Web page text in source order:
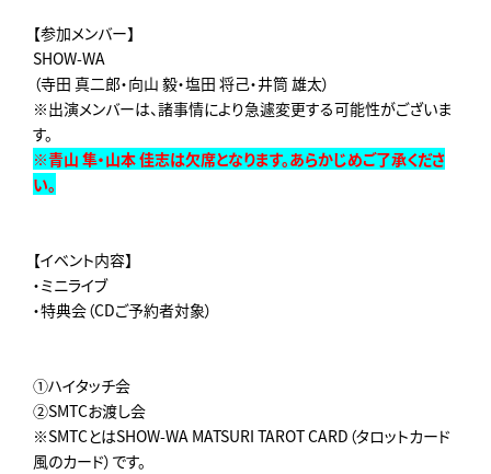
【参加メンバー】
SHOW-WA
（寺田 真二郎・向山 毅・塩田 将己・井筒 雄太）
※出演メンバーは、諸事情により急遽変更する可能性がございま
す。
※青山 隼・山本 佳志は欠席となります。あらかじめご了承くださ
い。
【イベント内容】
・ミニライブ
・特典会（CDご予約者対象）
①ハイタッチ会
②SMTCお渡し会
※SMTCとはSHOW-WA MATSURI TAROT CARD（タロットカード
風のカード）です。